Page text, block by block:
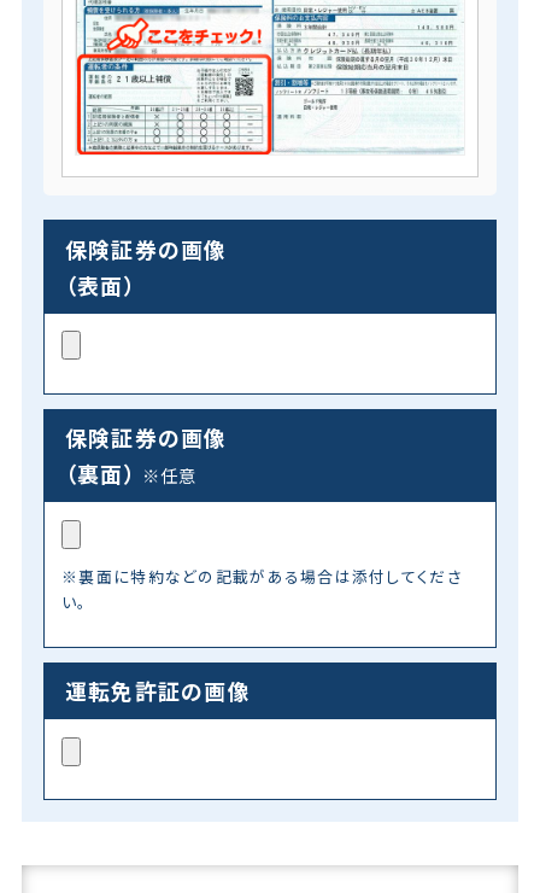
保険証券の画像
（表面）
保険証券の画像
（裏面） ※任意
※裏面に特約などの記載がある場合は添付してくださ
い。
運転免許証の画像